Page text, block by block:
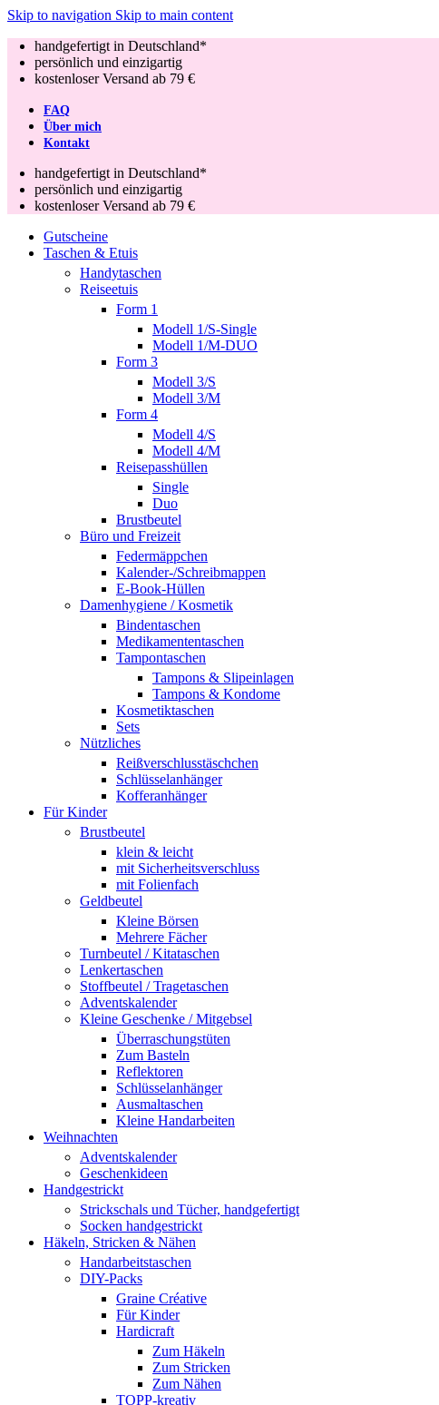
Skip to navigation Skip to main content
handgefertigt in Deutschland*
persönlich und einzigartig
kostenloser Versand ab 79 €
FAQ
Über mich
Kontakt
handgefertigt in Deutschland*
persönlich und einzigartig
kostenloser Versand ab 79 €
Gutscheine
Taschen & Etuis
Handytaschen
Reiseetuis
Form 1
Modell 1/S-Single
Modell 1/M-DUO
Form 3
Modell 3/S
Modell 3/M
Form 4
Modell 4/S
Modell 4/M
Reisepasshüllen
Single
Duo
Brustbeutel
Büro und Freizeit
Federmäppchen
Kalender-/Schreibmappen
E-Book-Hüllen
Damenhygiene / Kosmetik
Bindentaschen
Medikamententaschen
Tampontaschen
Tampons & Slipeinlagen
Tampons & Kondome
Kosmetiktaschen
Sets
Nützliches
Reißverschlusstäschchen
Schlüsselanhänger
Kofferanhänger
Für Kinder
Brustbeutel
klein & leicht
mit Sicherheitsverschluss
mit Folienfach
Geldbeutel
Kleine Börsen
Mehrere Fächer
Turnbeutel / Kitataschen
Lenkertaschen
Stoffbeutel / Tragetaschen
Adventskalender
Kleine Geschenke / Mitgebsel
Überraschungstüten
Zum Basteln
Reflektoren
Schlüsselanhänger
Ausmaltaschen
Kleine Handarbeiten
Weihnachten
Adventskalender
Geschenkideen
Handgestrickt
Strickschals und Tücher, handgefertigt
Socken handgestrickt
Häkeln, Stricken & Nähen
Handarbeitstaschen
DIY-Packs
Graine Créative
Für Kinder
Hardicraft
Zum Häkeln
Zum Stricken
Zum Nähen
TOPP-kreativ